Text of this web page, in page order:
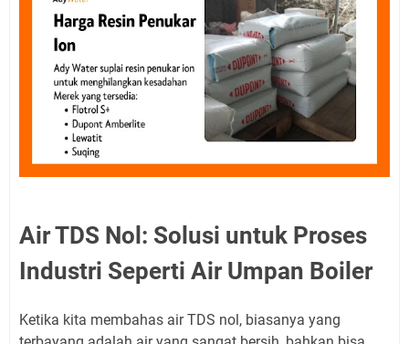
Air TDS Nol: Solusi untuk Proses
Industri Seperti Air Umpan Boiler
Ketika kita membahas air TDS nol, biasanya yang